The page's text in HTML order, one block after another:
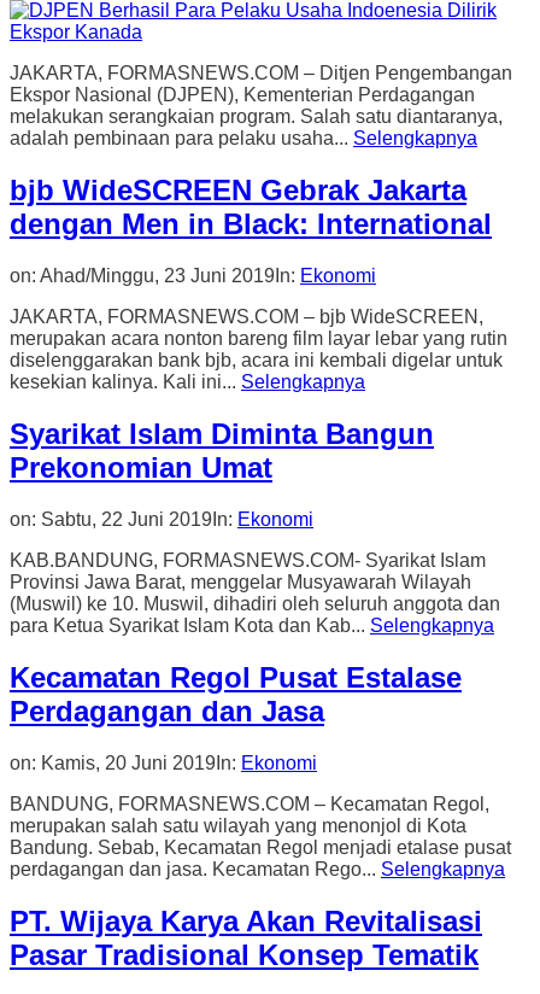
JAKARTA, FORMASNEWS.COM – Ditjen Pengembangan
Ekspor Nasional (DJPEN), Kementerian Perdagangan
melakukan serangkaian program. Salah satu diantaranya,
adalah pembinaan para pelaku usaha... Selengkapnya
bjb WideSCREEN Gebrak Jakarta
dengan Men in Black: International
on: Ahad/Minggu, 23 Juni 2019 In: Ekonomi
JAKARTA, FORMASNEWS.COM – bjb WideSCREEN,
merupakan acara nonton bareng film layar lebar yang rutin
diselenggarakan bank bjb, acara ini kembali digelar untuk
kesekian kalinya. Kali ini... Selengkapnya
Syarikat Islam Diminta Bangun
Prekonomian Umat
on: Sabtu, 22 Juni 2019 In: Ekonomi
KAB.BANDUNG, FORMASNEWS.COM- Syarikat Islam
Provinsi Jawa Barat, menggelar Musyawarah Wilayah
(Muswil) ke 10. Muswil, dihadiri oleh seluruh anggota dan
para Ketua Syarikat Islam Kota dan Kab... Selengkapnya
Kecamatan Regol Pusat Estalase
Perdagangan dan Jasa
on: Kamis, 20 Juni 2019 In: Ekonomi
BANDUNG, FORMASNEWS.COM – Kecamatan Regol,
merupakan salah satu wilayah yang menonjol di Kota
Bandung. Sebab, Kecamatan Regol menjadi etalase pusat
perdagangan dan jasa. Kecamatan Rego... Selengkapnya
PT. Wijaya Karya Akan Revitalisasi
Pasar Tradisional Konsep Tematik